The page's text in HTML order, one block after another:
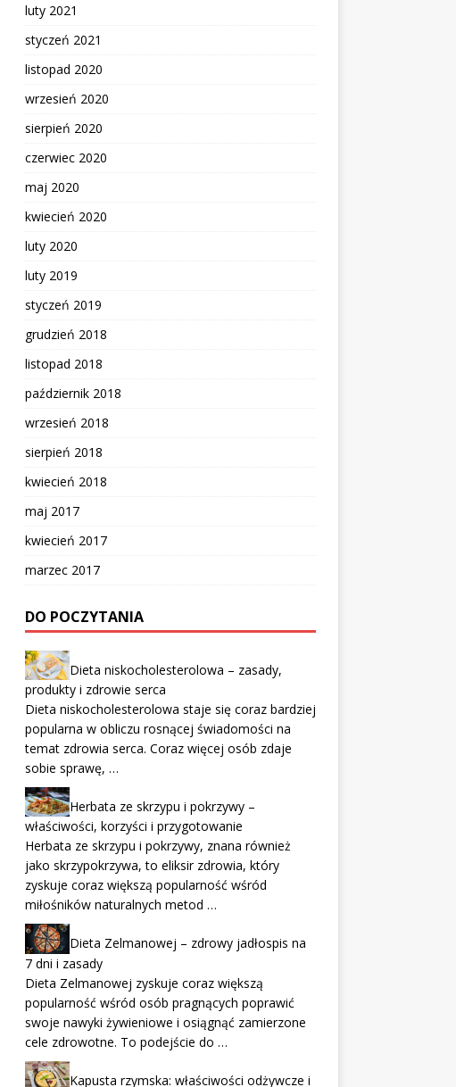
luty 2021
styczeń 2021
listopad 2020
wrzesień 2020
sierpień 2020
czerwiec 2020
maj 2020
kwiecień 2020
luty 2020
luty 2019
styczeń 2019
grudzień 2018
listopad 2018
październik 2018
wrzesień 2018
sierpień 2018
kwiecień 2018
maj 2017
kwiecień 2017
marzec 2017
DO POCZYTANIA
Dieta niskocholesterolowa – zasady,
produkty i zdrowie serca
Dieta niskocholesterolowa staje się coraz bardziej
popularna w obliczu rosnącej świadomości na
temat zdrowia serca. Coraz więcej osób zdaje
sobie sprawę, …
Herbata ze skrzypu i pokrzywy –
właściwości, korzyści i przygotowanie
Herbata ze skrzypu i pokrzywy, znana również
jako skrzypokrzywa, to eliksir zdrowia, który
zyskuje coraz większą popularność wśród
miłośników naturalnych metod …
Dieta Zelmanowej – zdrowy jadłospis na
7 dni i zasady
Dieta Zelmanowej zyskuje coraz większą
popularność wśród osób pragnących poprawić
swoje nawyki żywieniowe i osiągnąć zamierzone
cele zdrowotne. To podejście do …
Kapusta rzymska: właściwości odżywcze i